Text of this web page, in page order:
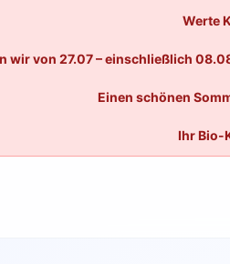
Werte
wir von 27.07 – einschließlich
Einen schönen
Ihr Bio-